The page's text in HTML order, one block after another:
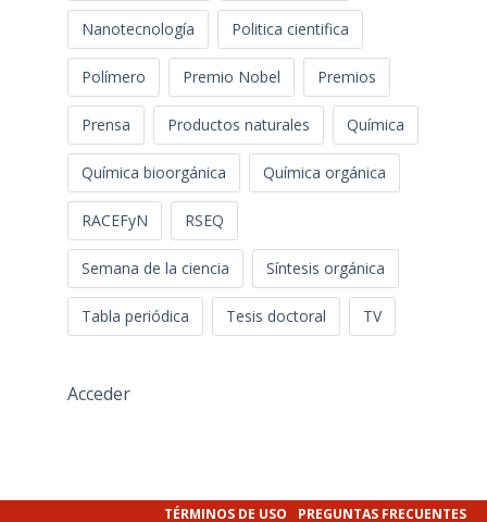
Nanotecnología Politica cientifica
Polímero Premio Nobel Premios
Prensa Productos naturales Química
Química bioorgánica Química orgánica
RACEFyN RSEQ
Semana de la ciencia Síntesis orgánica
Tabla periódica Tesis doctoral TV
Acceder
TÉRMINOS DE USO PREGUNTAS FRECUENTES